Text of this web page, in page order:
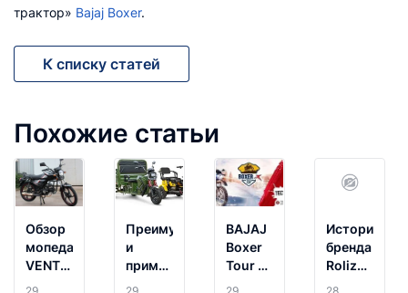
трактор» Bajaj Boxer.
К списку статей
Похожие статьи
Обзор
мопеда
VENTO
RIVA 2
Преимущества
и
применение
трициклов
BAJAJ
Boxer
Tour в
Гродно
История
бренда
Roliz
Moto